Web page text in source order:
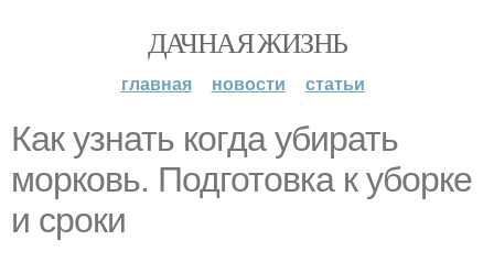
ДАЧНАЯ ЖИЗНЬ
главная новости статьи
Как узнать когда убирать
морковь. Подготовка к уборке
и сроки